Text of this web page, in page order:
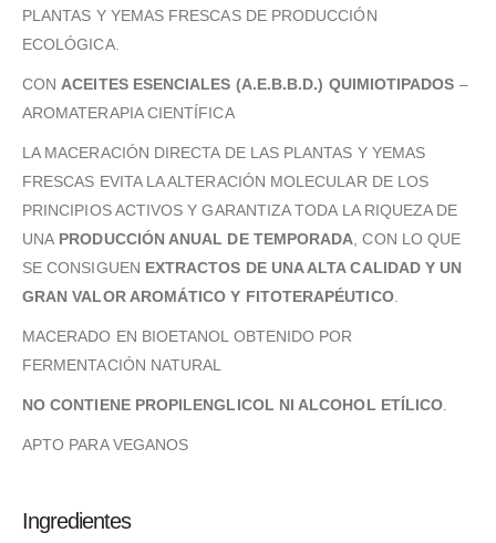
PLANTAS Y YEMAS FRESCAS DE PRODUCCIÓN
ECOLÓGICA.
CONACEITES ESENCIALES (A.E.B.B.D.) QUIMIOTIPADOS –
AROMATERAPIA CIENTÍFICA
LA MACERACIÓN DIRECTA DE LAS PLANTAS Y YEMAS
FRESCAS EVITA LA ALTERACIÓN MOLECULAR DE LOS
PRINCIPIOS ACTIVOS Y GARANTIZA TODA LA RIQUEZA DE
UNA PRODUCCIÓN ANUAL DE TEMPORADA, CON LO QUE
SE CONSIGUEN EXTRACTOS DE UNA ALTA CALIDAD Y UN
GRAN VALOR AROMÁTICO Y FITOTERAPÉUTICO.
MACERADO EN BIOETANOL OBTENIDO POR
FERMENTACIÓN NATURAL
NO CONTIENE PROPILENGLICOL NI ALCOHOL ETÍLICO.
APTO PARA VEGANOS
Ingredientes